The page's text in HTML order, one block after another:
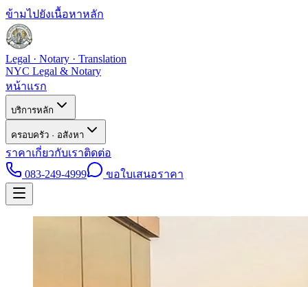
ข้ามไปยังเนื้อหาหลัก
Legal · Notary · Translation
NYC Legal & Notary
หน้าแรก
บริการหลัก
ครอบครัว · อสังหา
ราคาเกี่ยวกับเราติดต่อ
083-249-4999
ขอใบเสนอราคา